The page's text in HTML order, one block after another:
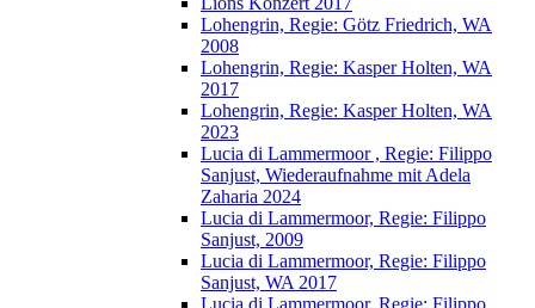
Lohengrin, Regie: Götz Friedrich, WA
2008
Lohengrin, Regie: Kasper Holten, WA
2017
Lohengrin, Regie: Kasper Holten, WA
2023
Lucia di Lammermoor , Regie: Filippo
Sanjust, Wiederaufnahme mit Adela
Zaharia 2024
Lucia di Lammermoor, Regie: Filippo
Sanjust, 2009
Lucia di Lammermoor, Regie: Filippo
Sanjust, WA 2017
Lucia di Lammermoor, Regie: Filippo